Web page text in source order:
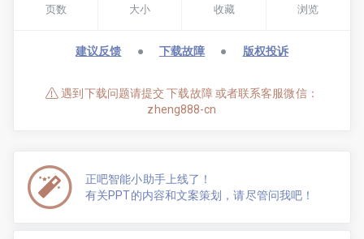
页数 大小 收藏 浏览
建议反馈 ● 下载故障 ● 版权投诉
遇到下载问题请提交 下载故障 或者联系客服微信：
zheng888-cn
正吧智能小助手上线了！
有关PPT的内容和文案策划，请尽管问我吧！